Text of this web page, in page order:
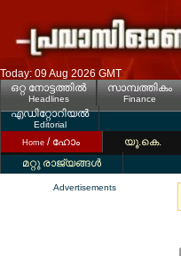
Today: 09 Aug 2026 GMT
ഒറ്റ നോട്ടത്തില്‍
Headlines
സാമ്പത്തികം
Finance
എഡിറ്റോറിയല്‍
Editorial
Home / ഹോം യൂ.കെ.
മറ്റു രാജ്യങ്ങള്‍
Advertisements